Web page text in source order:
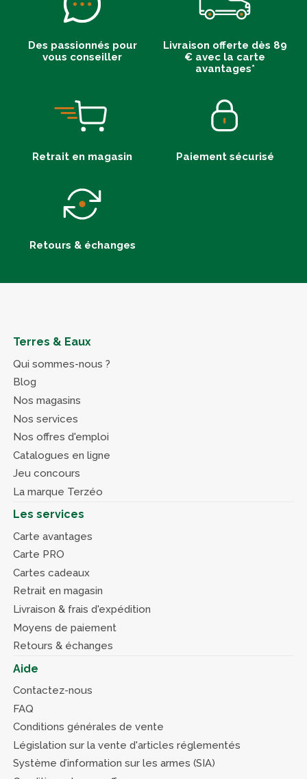
Des passionnés pour
vous conseiller
Livraison offerte dès 89
€ avec la carte
avantages*
Retrait en magasin Paiement sécurisé
Retours & échanges
Terres & Eaux
Qui sommes-nous ?
Blog
Nos magasins
Nos services
Nos offres d'emploi
Catalogues en ligne
Jeu concours
La marque Terzéo
Les services
Carte avantages
Carte PRO
Cartes cadeaux
Retrait en magasin
Livraison & frais d'expédition
Moyens de paiement
Retours & échanges
Aide
Contactez-nous
FAQ
Conditions générales de vente
Législation sur la vente d'articles réglementés
Système d’information sur les armes (SIA)